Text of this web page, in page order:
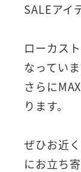
SALEアイ
ローカス
なってい
さらに
ります。
ぜひお近
にお立ち